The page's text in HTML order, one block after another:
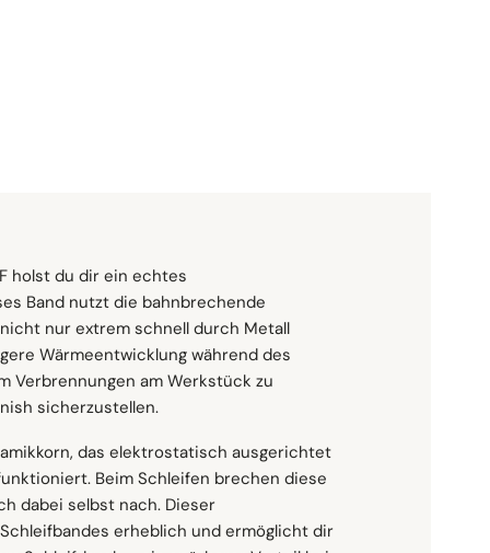
holst du dir ein echtes
Band nutzt die bahnbrechende
nur extrem schnell durch Metall
Wärmeentwicklung während des
Verbrennungen am Werkstück zu
sicherzustellen.
das elektrostatisch ausgerichtet
Beim Schleifen brechen diese
dabei selbst nach. Dieser
erheblich und ermöglicht dir
(YF-Gewicht)
Oberflächen mit hoher Effizienz. Es eignet
das Entgraten oder
ein, darunter Kohlenstoffstahl, Edelstahl,
Holz, Kunststoffe und sogar Glas.
Ergebnisse.
einer Vielzahl von
manuelle und
sowie Tisch- und